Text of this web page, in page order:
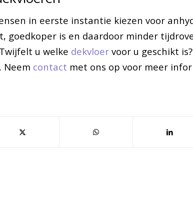
in eerste instantie kiezen voor
goedkoper is en daardoor minder
u welke dekvloer voor u geschikt
Neem contact met ons op voor meer